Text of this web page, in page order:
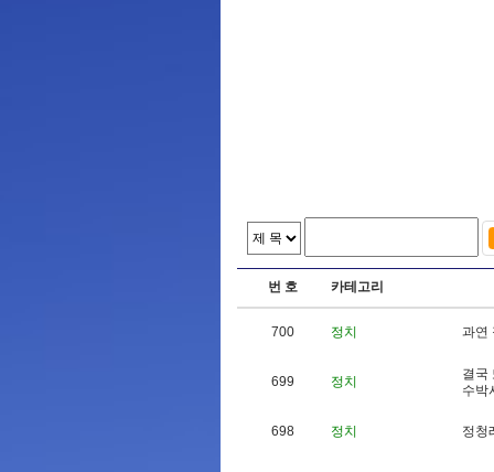
번 호 카테고리
700 정치 과연
699 정치 결 국
수박
698 정치 정청